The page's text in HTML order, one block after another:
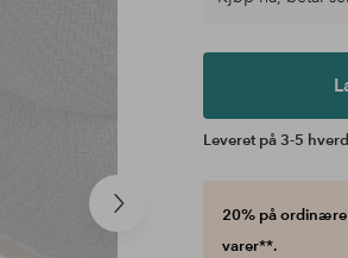
Næste
produkt
Leveret på 3-5
20% på ordinære
varer**.